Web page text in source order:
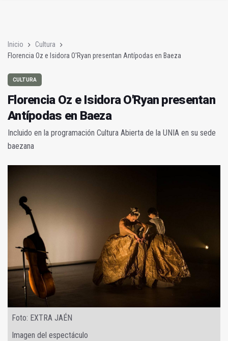
Inicio
Cultura
Florencia Oz e Isidora O'Ryan presentan Antípodas en Baeza
CULTURA
Florencia Oz e Isidora O'Ryan presentan
Antípodas en Baeza
Incluido en la programación Cultura Abierta de la UNIA en su sede
baezana
Foto: EXTRA JAÉN
Imagen del espectáculo